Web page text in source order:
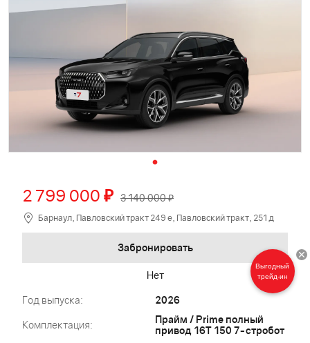
2 799 000 ₽ 3 140 000 ₽
Барнаул, Павловский тракт 249 е, Павловский тракт, 251 д
Забронировать
Нет
Год выпуска: 2026
Комплектация:
Прайм / Prime полный
привод 16Т 150 7-стробот
Выгодный
трейд-ин